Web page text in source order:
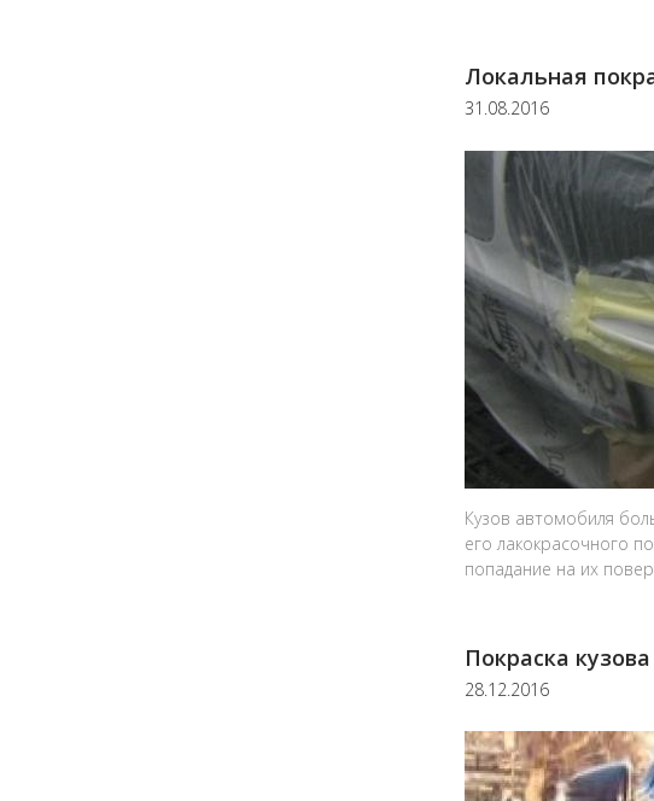
Локальная
31.08.2016
Кузов автомобиля
его лакокрасочного
попадание на их
Покраска
28.12.2016